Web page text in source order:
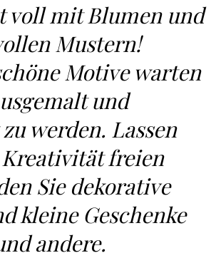
voll mit Blumen und
Mustern!
Motive warten
und
werden. Lassen
freien
Sie dekorative
kleine Geschenke
andere.